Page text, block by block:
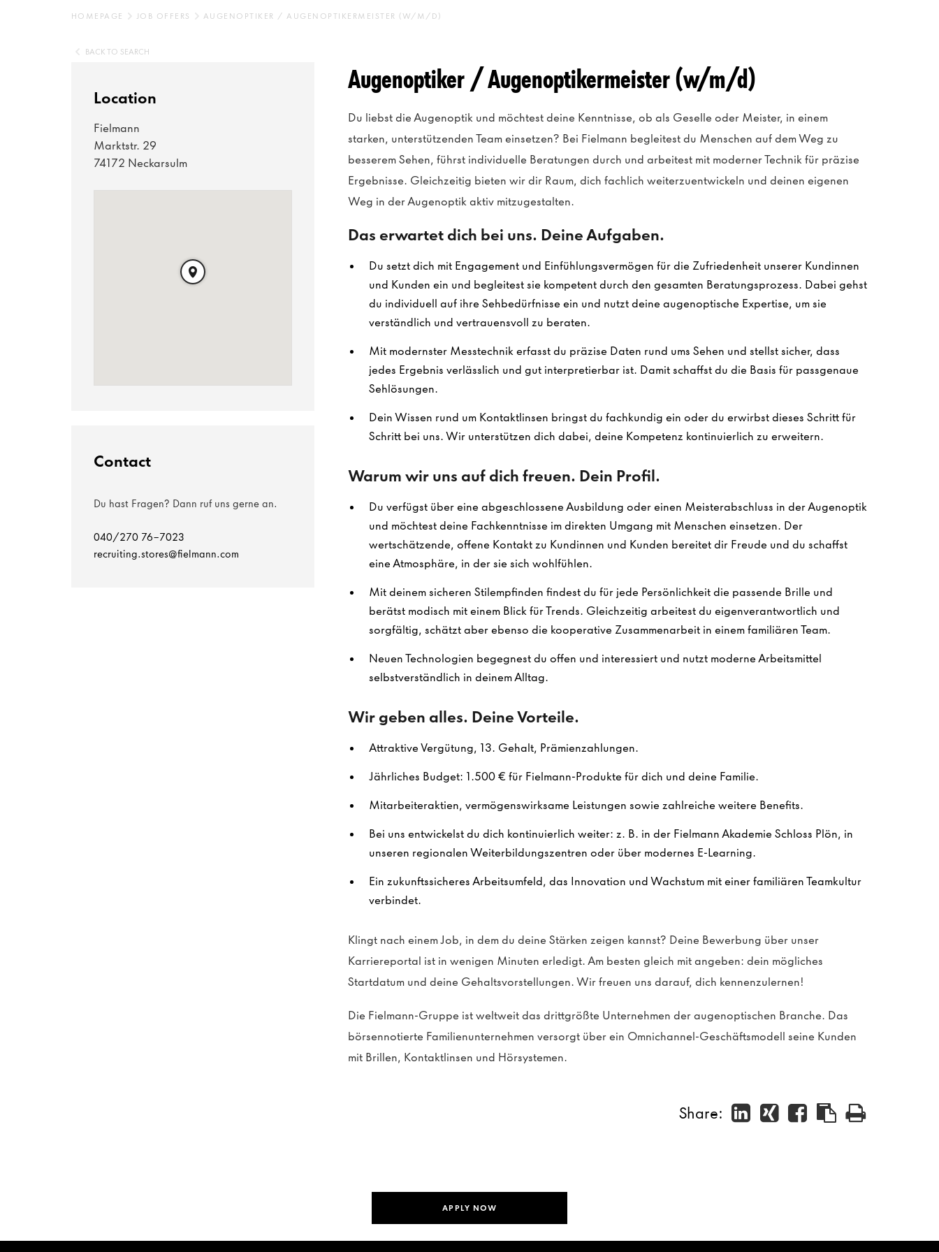
HOMEPAGE JOB OFFERS AUGENOPTIKER / AUGENOPTIKERMEISTER (W/M/D)
BACK TO SEARCH
Augenoptiker / Augenoptikermeister (w/m/d)
Du liebst die Augenoptik und möchtest deine Kenntnisse, ob als Geselle oder Meister, in einem
starken, unterstützenden Team einsetzen? Bei Fielmann begleitest du Menschen auf dem Weg zu
besserem Sehen, führst individuelle Beratungen durch und arbeitest mit moderner Technik für präzise
Ergebnisse. Gleichzeitig bieten wir dir Raum, dich fachlich weiterzuentwickeln und deinen eigenen
Weg in der Augenoptik aktiv mitzugestalten.
Das erwartet dich bei uns. Deine Aufgaben.
Du setzt dich mit Engagement und Einfühlungsvermögen für die Zufriedenheit unserer Kundinnen
und Kunden ein und begleitest sie kompetent durch den gesamten Beratungsprozess. Dabei gehst
du individuell auf ihre Sehbedürfnisse ein und nutzt deine augenoptische Expertise, um sie
verständlich und vertrauensvoll zu beraten.
Mit modernster Messtechnik erfasst du präzise Daten rund ums Sehen und stellst sicher, dass
jedes Ergebnis verlässlich und gut interpretierbar ist. Damit schaffst du die Basis für passgenaue
Sehlösungen.
Dein Wissen rund um Kontaktlinsen bringst du fachkundig ein oder du erwirbst dieses Schritt für
Schritt bei uns. Wir unterstützen dich dabei, deine Kompetenz kontinuierlich zu erweitern.
Warum wir uns auf dich freuen. Dein Profil.
Du verfügst über eine abgeschlossene Ausbildung oder einen Meisterabschluss in der Augenoptik
und möchtest deine Fachkenntnisse im direkten Umgang mit Menschen einsetzen. Der
wertschätzende, offene Kontakt zu Kundinnen und Kunden bereitet dir Freude und du schaffst
eine Atmosphäre, in der sie sich wohlfühlen.
Mit deinem sicheren Stilempfinden findest du für jede Persönlichkeit die passende Brille und
berätst modisch mit einem Blick für Trends. Gleichzeitig arbeitest du eigenverantwortlich und
sorgfältig, schätzt aber ebenso die kooperative Zusammenarbeit in einem familiären Team.
Neuen Technologien begegnest du offen und interessiert und nutzt moderne Arbeitsmittel
selbstverständlich in deinem Alltag.
Wir geben alles. Deine Vorteile.
Attraktive Vergütung, 13. Gehalt, Prämienzahlungen.
Jährliches Budget: 1.500 € für Fielmann-Produkte für dich und deine Familie.
Mitarbeiteraktien, vermögenswirksame Leistungen sowie zahlreiche weitere Benefits.
Bei uns entwickelst du dich kontinuierlich weiter: z. B. in der Fielmann Akademie Schloss Plön, in
unseren regionalen Weiterbildungszentren oder über modernes E-Learning.
Ein zukunftssicheres Arbeitsumfeld, das Innovation und Wachstum mit einer familiären Teamkultur
verbindet.
Klingt nach einem Job, in dem du deine Stärken zeigen kannst? Deine Bewerbung über unser
Karriereportal ist in wenigen Minuten erledigt. Am besten gleich mit angeben: dein mögliches
Startdatum und deine Gehaltsvorstellungen. Wir freuen uns darauf, dich kennenzulernen!
Die Fielmann-Gruppe ist weltweit das drittgrößte Unternehmen der augenoptischen Branche. Das
börsennotierte Familienunternehmen versorgt über ein Omnichannel-Geschäftsmodell seine Kunden
mit Brillen, Kontaktlinsen und Hörsystemen.
APPLY NOW
Share:
Location
Fielmann
Marktstr. 29
74172 Neckarsulm
Contact
Du hast Fragen? Dann ruf uns gerne an.
040/270 76-7023
recruiting.stores@fielmann.com